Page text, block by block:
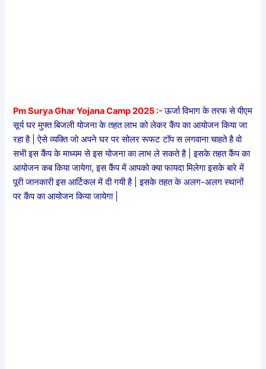
Pm Surya Ghar Yojana Camp 2025 :- ऊर्जा विभाग के तरफ से पीएम
सूर्य घर मुफ्त बिजली योजना के तहत लाभ को लेकर कैंप का आयोजन किया जा
रहा है | ऐसे व्यक्ति जो अपने घर पर सोलर रूफट टॉप स लगवाना चाहते है वो
सभी इस कैंप के माध्यम से इस योजना का लाभ ले सकते है | इसके तहत कैंप का
आयोजन कब किया जायेगा, इस कैंप में आपको क्या फायदा मिलेगा इसके बारे में
पूरी जानकारी इस आर्टिकल में दी गयी है | इसके तहत के अलग-अलग स्थानों
पर कैंप का आयोजन किया जायेगा |